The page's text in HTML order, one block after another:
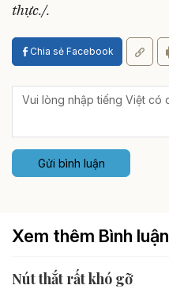
thực./.
Chia sẻ Facebook
Gửi bình luận
Xem thêm Bình luận
Nút thắt rất khó gỡ